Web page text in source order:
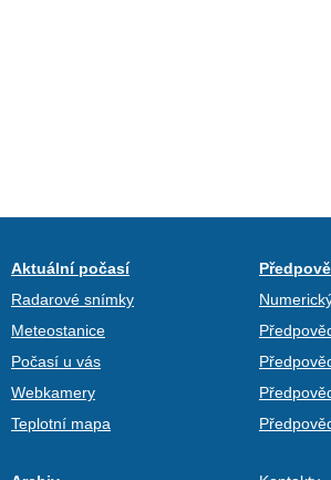
Aktuální počasí
Radarové snímky
Meteostanice
Počasí u vás
Webkamery
Teplotní mapa